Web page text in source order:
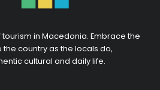
tourism in Macedonia. Embrace the
country as the locals do,
cultural and daily life.